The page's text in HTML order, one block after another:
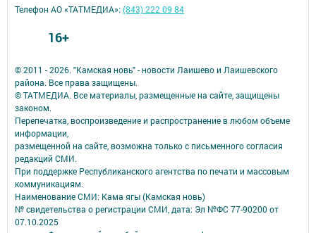
© 2011 - 2026. "Камская новь" - новости Лаишево и Лаишевского
района. Все права защищены.
© ТАТМЕДИА. Все материалы, размещенные на сайте, защищены
законом.
Перепечатка, воспроизведение и распространение в любом объеме
информации,
размещенной на сайте, возможна только с письменного согласия
редакций СМИ.
При поддержке Республиканского агентства по печати и массовым
коммуникациям.
Наименование СМИ: Кама ягы (Камская новь)
№ свидетельства о регистрации СМИ, дата: Эл №ФC 77-90200 от
07.10.2025
Телефон АО «ТАТМЕДИА»:(843) 222 09 84
16+